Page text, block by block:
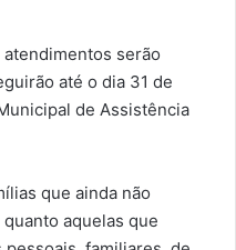
serão
até o dia 31 de
de Assistência
que ainda não
aquelas que